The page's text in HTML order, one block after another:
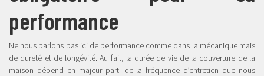
performance
Ne nous parlons pas ici de performance comme dans la mécanique mais
de dureté et de longévité. Au fait, la durée de vie de la couverture de la
maison dépend en majeur parti de la fréquence d’entretien que nous